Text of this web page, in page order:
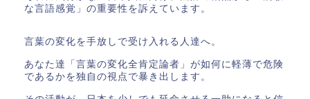
な言語感覚」の重要性を訴えています。
言葉の変化を手放しで受け入れる人達へ。
あなた達「言葉の変化全肯定論者」が如何に軽薄で危険
であるかを独自の視点で暴き出します。